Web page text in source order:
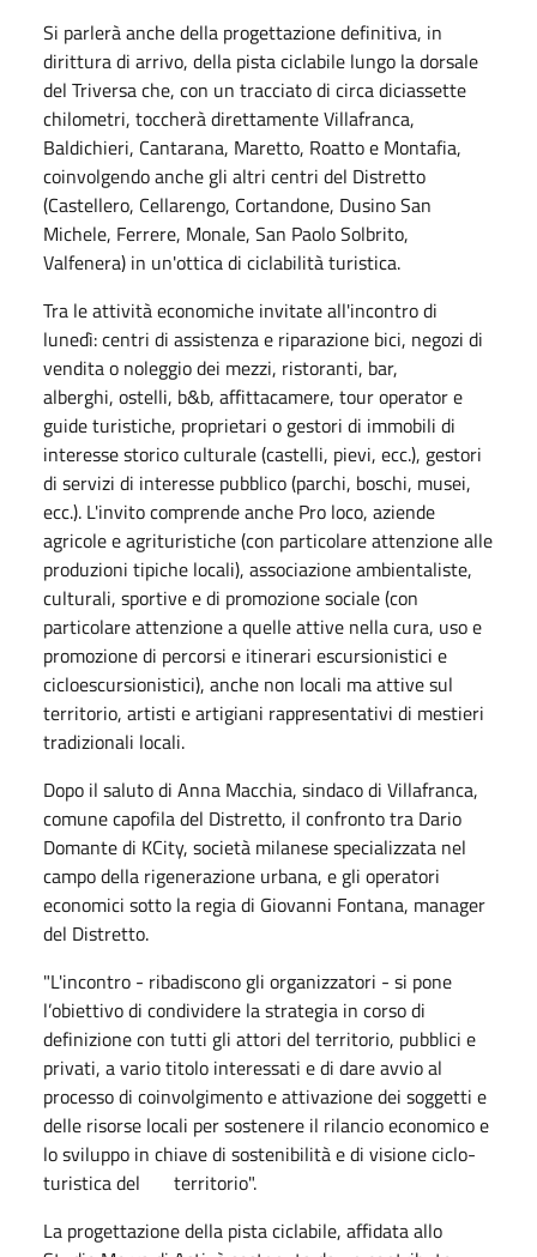
Si parlerà anche della progettazione definitiva, in
dirittura di arrivo, della pista ciclabile lungo la dorsale
del Triversa che, con un tracciato di circa diciassette
chilometri, toccherà direttamente Villafranca,
Baldichieri, Cantarana, Maretto, Roatto e Montafia,
coinvolgendo anche gli altri centri del Distretto
(Castellero, Cellarengo, Cortandone, Dusino San
Michele, Ferrere, Monale, San Paolo Solbrito,
Valfenera) in un'ottica di ciclabilità turistica.
Tra le attività economiche invitate all'incontro di
lunedì: centri di assistenza e riparazione bici, negozi di
vendita o noleggio dei mezzi, ristoranti, bar,
alberghi, ostelli, b&b, affittacamere, tour operator e
guide turistiche, proprietari o gestori di immobili di
interesse storico culturale (castelli, pievi, ecc.), gestori
di servizi di interesse pubblico (parchi, boschi, musei,
ecc.). L'invito comprende anche Pro loco, aziende
agricole e agrituristiche (con particolare attenzione alle
produzioni tipiche locali), associazione ambientaliste,
culturali, sportive e di promozione sociale (con
particolare attenzione a quelle attive nella cura, uso e
promozione di percorsi e itinerari escursionistici e
cicloescursionistici), anche non locali ma attive sul
territorio, artisti e artigiani rappresentativi di mestieri
tradizionali locali.
Dopo il saluto di Anna Macchia, sindaco di Villafranca,
comune capofila del Distretto, il confronto tra Dario
Domante di KCity, società milanese specializzata nel
campo della rigenerazione urbana, e gli operatori
economici sotto la regia di Giovanni Fontana, manager
del Distretto.
"L'incontro - ribadiscono gli organizzatori - si pone
l’obiettivo di condividere la strategia in corso di
definizione con tutti gli attori del territorio, pubblici e
privati, a vario titolo interessati e di dare avvio al
processo di coinvolgimento e attivazione dei soggetti e
delle risorse locali per sostenere il rilancio economico e
lo sviluppo in chiave di sostenibilità e di visione ciclo-
turistica del territorio".
La progettazione della pista ciclabile, affidata allo